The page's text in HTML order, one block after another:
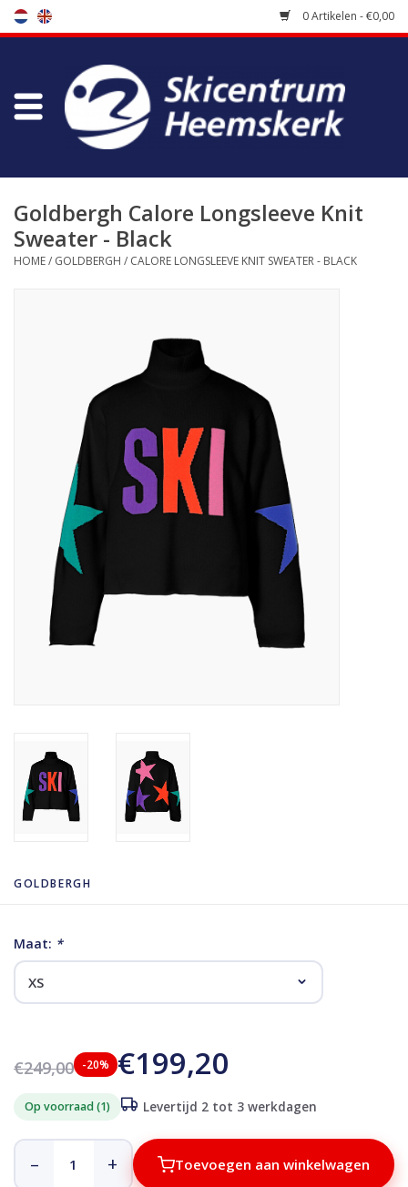
0 Artikelen - €0,00
Winkel
Bootfitting
Onderhoud
Goldbergh Calore Longsleeve Knit
Sweater - Black
HOME/ GOLDBERGH / CALORE LONGSLEEVE KNIT SWEATER - BLACK
GOLDBERGH
Maat: *
€249,00 -20% €199,20
Op voorraad (1) Levertijd 2 tot 3 werkdagen
– + Toevoegen aan winkelwagen